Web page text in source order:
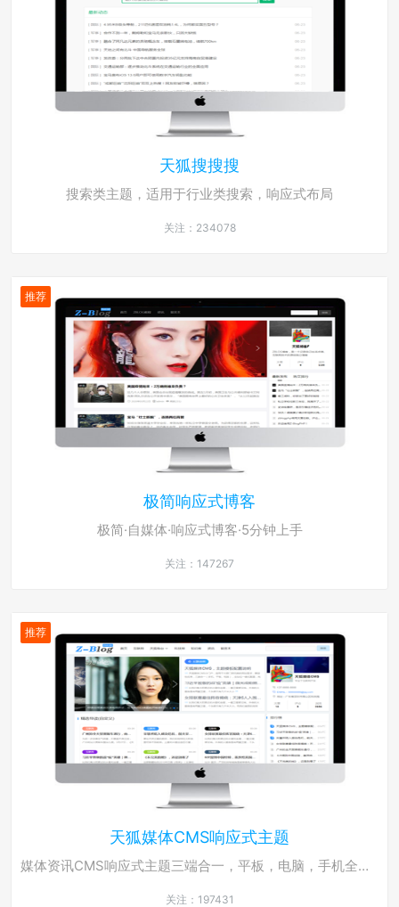
天狐搜搜搜
搜索类主题，适用于行业类搜索，响应式布局
关注：234078
推荐
极简响应式博客
极简·自媒体·响应式博客·5分钟上手
关注：147267
推荐
天狐媒体CMS响应式主题
媒体资讯CMS响应式主题三端合一，平板，电脑，手机全兼容
关注：197431